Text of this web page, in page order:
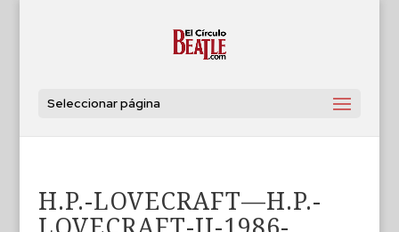
Seleccionar página
H.P.-LOVECRAFT—H.P.-